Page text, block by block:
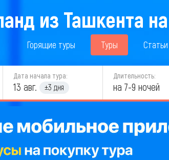
из Ташкента
Горящие туры Туры Статьи
Дата начала тура:
13 авг. ±3 дня
Длительность:
на 7-9 ночей